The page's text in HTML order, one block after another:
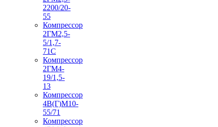
2200/20-
55
Компрессор
2ГМ2,5-
5/1,7-
71С
Компрессор
2ГМ4-
19/1,5-
13
Компрессор
4В(Г)М10-
55/71
Компрессор